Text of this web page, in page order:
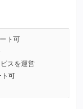
ト可
スを運営
可